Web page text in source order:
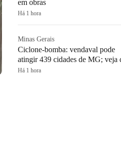
em obras
Há 1 hora
Minas Gerais
Ciclone-bomba: vendaval pode
atingir 439 cidades de MG; veja
Há 1 hora